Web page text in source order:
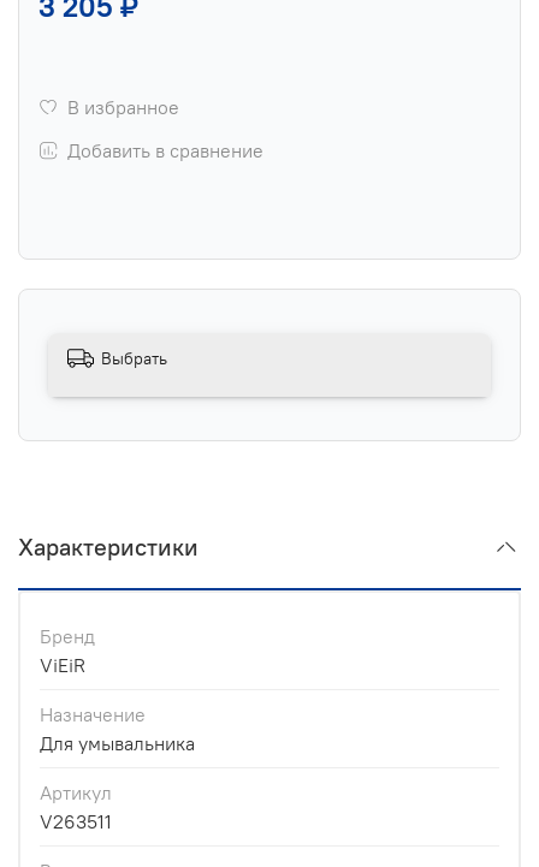
В избранное
Добавить в сравнение
Выбрать
Характеристики
Бренд
ViEiR
Назначение
Для умывальника
Артикул
V263511